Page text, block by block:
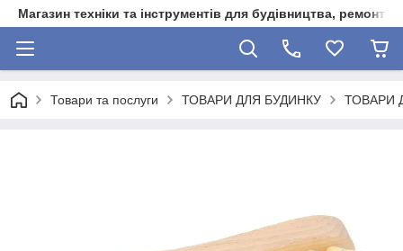
Магазин техніки та інструментів для будівництва, ремонту,
Товари та послуги ТОВАРИ ДЛЯ БУДИНКУ ТОВАРИ